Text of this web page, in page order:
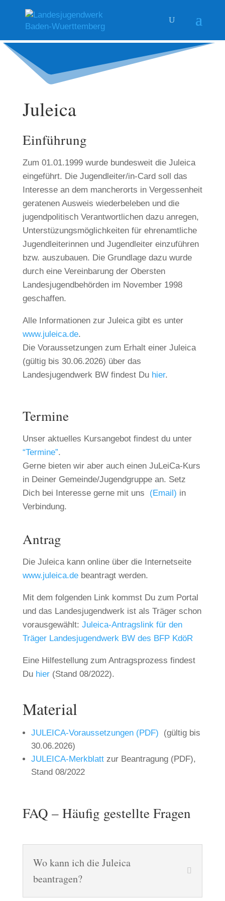
Juleica
Einführung
Zum 01.01.1999 wurde bundesweit die Juleica
eingeführt. Die Jugendleiter/in-Card soll das
Interesse an dem mancherorts in Vergessenheit
geratenen Ausweis wiederbeleben und die
jugendpolitisch Verantwortlichen dazu anregen,
Unterstüzungsmöglichkeiten für ehrenamtliche
Jugendleiterinnen und Jugendleiter einzuführen
bzw. auszubauen. Die Grundlage dazu wurde
durch eine Vereinbarung der Obersten
Landesjugendbehörden im November 1998
geschaffen.
Alle Informationen zur Juleica gibt es unter
www.juleica.de.
Die Voraussetzungen zum Erhalt einer Juleica
(gültig bis 30.06.2026) über das
Landesjugendwerk BW findest Du hier.
Termine
Unser aktuelles Kursangebot findest du unter
“Termine”.
Gerne bieten wir aber auch einen JuLeiCa-Kurs
in Deiner Gemeinde/Jugendgruppe an. Setz
Dich bei Interesse gerne mit uns (Email) in
Verbindung.
Antrag
Die Juleica kann online über die Internetseite
www.juleica.debeantragt werden.
Mit dem folgenden Link kommst Du zum Portal
und das Landesjugendwerk ist als Träger schon
vorausgewählt: Juleica-Antragslink für den
Träger Landesjugendwerk BW des BFP KdöR
Eine Hilfestellung zum Antragsprozess findest
Du hier(Stand 08/2022).
Material
JULEICA-Voraussetzungen (PDF)
(gültig bis
30.06.2026)
JULEICA-Merkblattzur Beantragung (PDF),
Stand 08/2022
FAQ – Häufig gestellte Fragen
Wo kann ich die Juleica
beantragen?